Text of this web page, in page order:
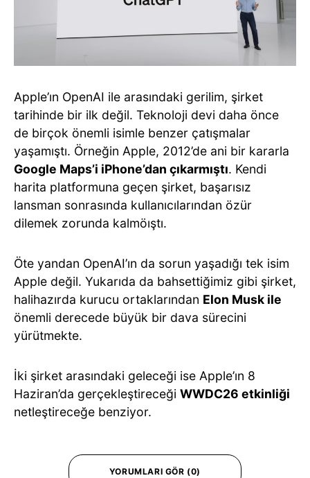
Apple’ın OpenAI ile arasındaki gerilim, şirket
tarihinde bir ilk değil. Teknoloji devi daha önce
de birçok önemli isimle benzer çatışmalar
yaşamıştı. Örneğin Apple, 2012’de ani bir kararla
Google Maps’i iPhone’dan çıkarmıştı. Kendi
harita platformuna geçen şirket, başarısız
lansman sonrasında kullanıcılarından özür
dilemek zorunda kalmöıştı.
Öte yandan OpenAI’ın da sorun yaşadığı tek isim
Apple değil. Yukarıda da bahsettiğimiz gibi şirket,
halihazırda kurucu ortaklarından Elon Musk ile
önemli derecede büyük bir dava sürecini
yürütmekte.
İki şirket arasındaki geleceği ise Apple’ın 8
Haziran’da gerçekleştireceği WWDC26 etkinliği
netleştireceğe benziyor.
YORUMLARI GÖR (0)